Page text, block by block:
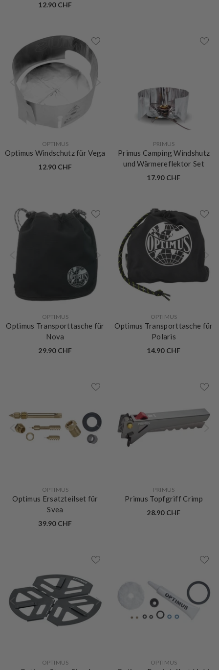
12.90 CHF
VERKÄUFERIN:OPTIMUS
Optimus Windschutz für Vega
12.90 CHF
VERKÄUFERIN:PRIMUS
Primus Camping Windshutz
und Wärmereflektor Set
17.90 CHF
VERKÄUFERIN:OPTIMUS
Optimus Transporttasche für
Nova
29.90 CHF
VERKÄUFERIN:OPTIMUS
Optimus Transporttasche für
Polaris
14.90 CHF
VERKÄUFERIN:OPTIMUS
Optimus Ersatzteilset für
Svea
39.90 CHF
VERKÄUFERIN:PRIMUS
Primus Topfgriff Crimp
28.90 CHF
VERKÄUFERIN:OPTIMUS VERKÄUFERIN:OPTIMUS